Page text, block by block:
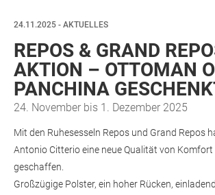
24.11.2025 - AKTUELLES
REPOS & GRAND
AKTION – OTTOMAN
PANCHINA
24. November bis 1. Dezember 2025
Mit den Ruhesesseln Repos und Grand Repos
Antonio Citterio eine neue Qualität von
geschaffen.
Großzügige Polster, ein hoher Rücken,